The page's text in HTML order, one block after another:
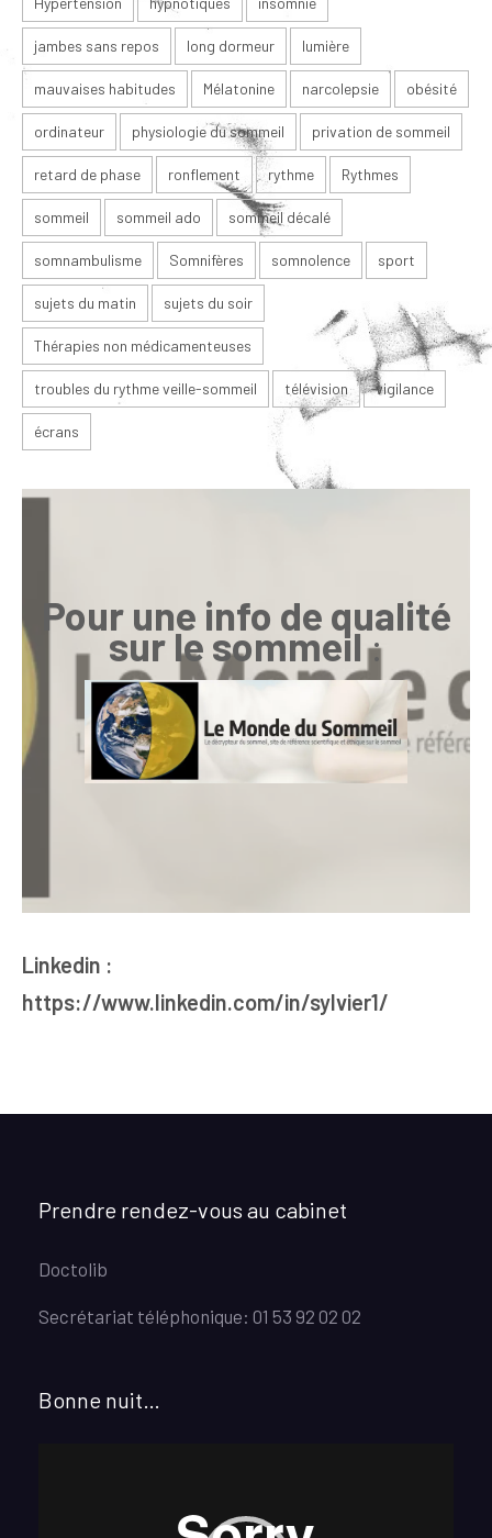
jambes sans repos long dormeur lumière
mauvaises habitudes Mélatonine narcolepsie obésité
ordinateur physiologie du sommeil privation de sommeil
retard de phase ronflement rythme Rythmes
sommeil sommeil ado sommeil décalé
somnambulisme Somnifères somnolence sport
sujets du matin sujets du soir
Thérapies non médicamenteuses
troubles du rythme veille-sommeil télévision vigilance
écrans
Pour une info de qualité
sur le sommeil:
Linkedin :
https://www.linkedin.com/in/sylvier1/
Prendre rendez-vous au cabinet
Doctolib
Secrétariat téléphonique: 01 53 92 02 02
Bonne nuit…